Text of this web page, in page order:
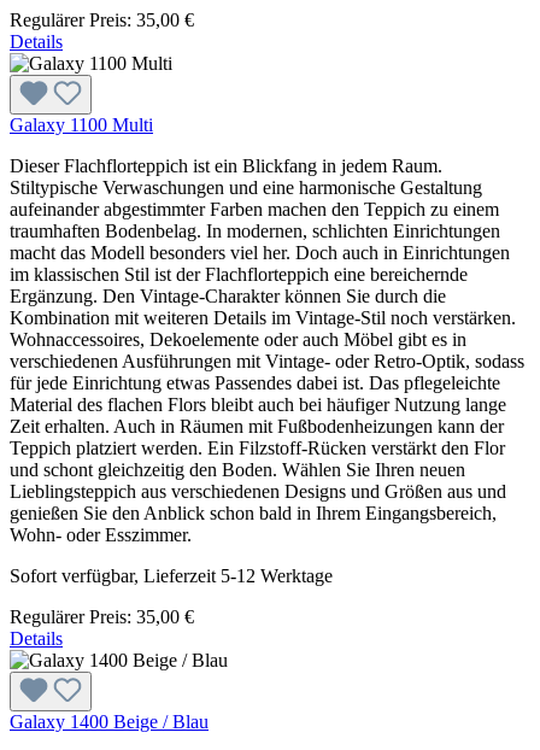
Regulärer Preis: 35,00 €
Details
Galaxy 1100 Multi
Dieser Flachflorteppich ist ein Blickfang in jedem Raum.
Stiltypische Verwaschungen und eine harmonische Gestaltung
aufeinander abgestimmter Farben machen den Teppich zu einem
traumhaften Bodenbelag. In modernen, schlichten Einrichtungen
macht das Modell besonders viel her. Doch auch in Einrichtungen
im klassischen Stil ist der Flachflorteppich eine bereichernde
Ergänzung. Den Vintage-Charakter können Sie durch die
Kombination mit weiteren Details im Vintage-Stil noch verstärken.
Wohnaccessoires, Dekoelemente oder auch Möbel gibt es in
verschiedenen Ausführungen mit Vintage- oder Retro-Optik, sodass
für jede Einrichtung etwas Passendes dabei ist. Das pflegeleichte
Material des flachen Flors bleibt auch bei häufiger Nutzung lange
Zeit erhalten. Auch in Räumen mit Fußbodenheizungen kann der
Teppich platziert werden. Ein Filzstoff-Rücken verstärkt den Flor
und schont gleichzeitig den Boden. Wählen Sie Ihren neuen
Lieblingsteppich aus verschiedenen Designs und Größen aus und
genießen Sie den Anblick schon bald in Ihrem Eingangsbereich,
Wohn- oder Esszimmer.
Sofort verfügbar, Lieferzeit 5-12 Werktage
Regulärer Preis: 35,00 €
Details
Galaxy 1400 Beige / Blau